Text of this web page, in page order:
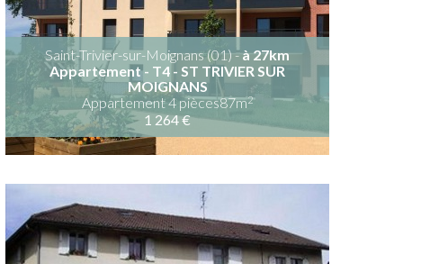
Saint-Trivier-sur-Moignans (01) -à 27km
Appartement - T4 - ST TRIVIER SUR
MOIGNANS
Appartement 4 pièces87m2
1 264 €